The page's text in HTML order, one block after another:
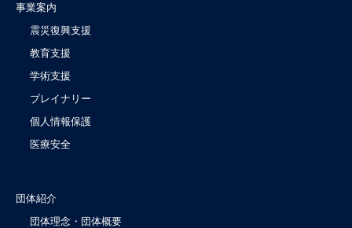
事業案内
震災復興支援
教育支援
学術支援
ブレイナリー
個人情報保護
医療安全
団体紹介
団体理念・団体概要